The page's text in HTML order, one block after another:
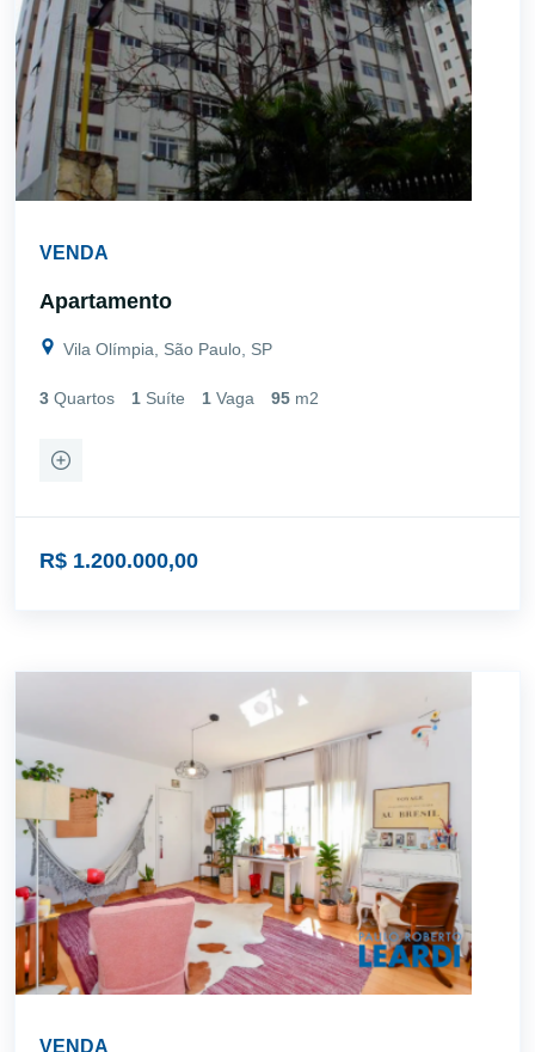
VENDA
Apartamento
Vila Olímpia, São Paulo, SP
3 Quartos 1 Suíte 1 Vaga 95 m2
R$ 1.200.000,00
VENDA